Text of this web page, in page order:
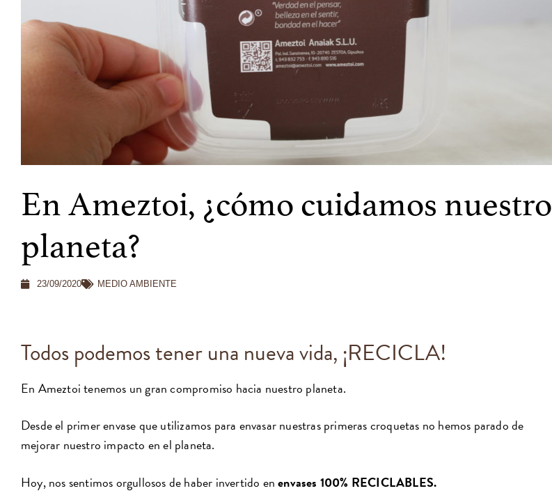
En Ameztoi, ¿cómo cuidamos nuestro
planeta?
23/09/2020 MEDIO AMBIENTE
Todos podemos tener una nueva vida, ¡RECICLA!
En Ameztoi tenemos un gran compromiso hacia nuestro planeta.
Desde el primer envase que utilizamos para envasar nuestras primeras croquetas no hemos parado de
mejorar nuestro impacto en el planeta.
Hoy, nos sentimos orgullosos de haber invertido enenvases 100% RECICLABLES.